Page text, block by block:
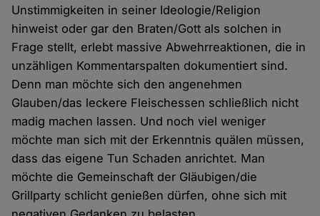
Unstimmigkeiten in seiner Ideologie/Religion
hinweist oder gar den Braten/Gott als solchen in
Frage stellt, erlebt massive Abwehrreaktionen, die in
unzähligen Kommentarspalten dokumentiert sind.
Denn man möchte sich den angenehmen
Glauben/das leckere Fleischessen schließlich nicht
madig machen lassen. Und noch viel weniger
möchte man sich mit der Erkenntnis quälen müssen,
dass das eigene Tun Schaden anrichtet. Man
möchte die Gemeinschaft der Gläubigen/die
Grillparty schlicht genießen dürfen, ohne sich mit